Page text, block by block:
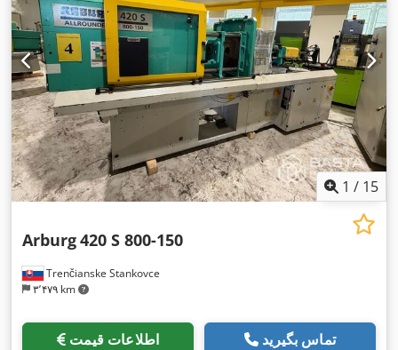
1 / 15
Trenčianske Stankovce
۳٬۴۷۹ km
Arburg420 S 800-150
اطلاعات قیمت تماس بگیرید